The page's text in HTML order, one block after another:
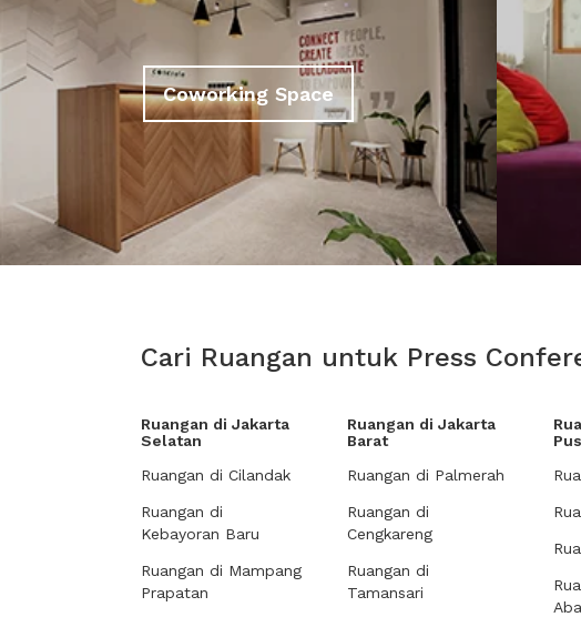
Coworking Space
Cari Ruangan untuk Press
Ruangan di Jakarta
Selatan
Ruangan di Cilandak
Ruangan di
Kebayoran Baru
Ruangan di Mampang
Prapatan
Ruangan di Jakarta
Barat
Ruangan di Palmerah
Ruangan di
Cengkareng
Ruangan di
Tamansari